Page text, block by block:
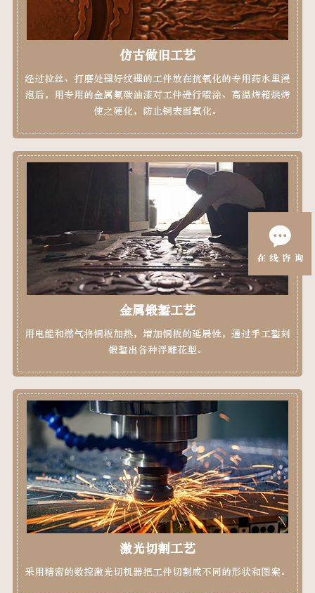
仿古做旧工艺
经过拉丝、打磨处理好纹理的工件放在抗氧化的专用药水里浸
泡后，用专用的金属氟碳油漆对工件进行喷涂、高温烤箱烘烤
使之硬化，防止铜表面氧化。
金属锻錾工艺
用电能和燃气将铜板加热，增加铜板的延展性，通过手工錾刻
锻錾出各种浮雕花型。
激光切割工艺
采用精密的数控激光切机器把工件切割成不同的形状和图案。